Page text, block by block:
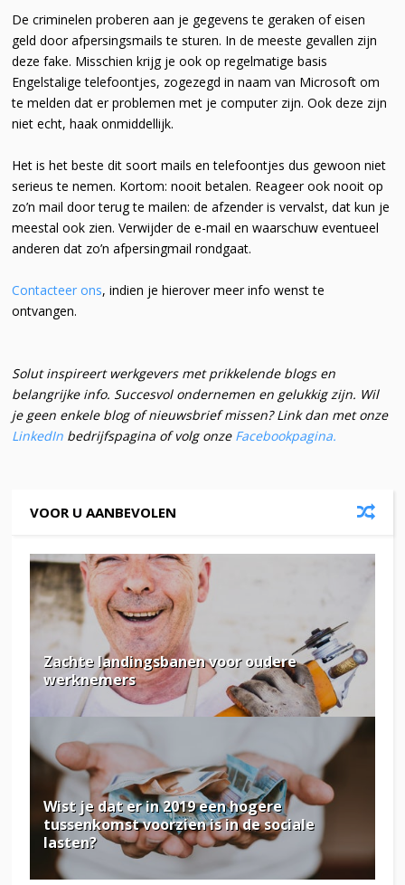
De criminelen proberen aan je gegevens te geraken of eisen
geld door afpersingsmails te sturen. In de meeste gevallen zijn
deze fake. Misschien krijg je ook op regelmatige basis
Engelstalige telefoontjes, zogezegd in naam van Microsoft om
te melden dat er problemen met je computer zijn. Ook deze zijn
niet echt, haak onmiddellijk.
Het is het beste dit soort mails en telefoontjes dus gewoon niet
serieus te nemen. Kortom: nooit betalen. Reageer ook nooit op
zo’n mail door terug te mailen: de afzender is vervalst, dat kun je
meestal ook zien. Verwijder de e-mail en waarschuw eventueel
anderen dat zo’n afpersingmail rondgaat.
Contacteer ons, indien je hierover meer info wenst te
ontvangen.
Solut inspireert werkgevers met prikkelende blogs en
belangrijke info. Succesvol ondernemen en gelukkig zijn. Wil
je geen enkele blog of nieuwsbrief missen? Link dan met onze
LinkedIn bedrijfspagina of volg onze Facebookpagina.
VOOR U AANBEVOLEN
Zachte landingsbanen voor oudere
werknemers
Wist je dat er in 2019 een hogere
tussenkomst voorzien is in de sociale
lasten?